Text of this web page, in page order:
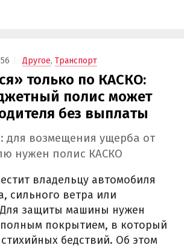
Другое, Транспорт
только по КАСКО:
полис может
без выплаты
для возмещения ущерба от
нужен полис КАСКО
владельцу автомобиля
сильного ветра или
защиты машины нужен
полным покрытием, в который
бедствий. Об этом